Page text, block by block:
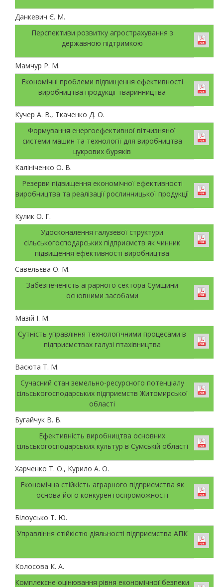
Данкевич Є. М.
Перспективи розвитку агрострахування з
державною підтримкою
Мамчур Р. М.
Економічні проблеми підвищення ефективності
виробництва продукції тваринництва
Кучер А. В., Ткаченко Д. О.
Формування енергоефективної вітчизняної
системи машин та технології для виробництва
цукрових буряків
Калініченко О. В.
Резерви підвищення економічної ефективності
виробництва та реалізації рослинницької продукції
Кулик О. Г.
Удосконалення галузевої структури
сільськогосподарських підприємств як чинник
підвищення ефективності виробництва
Савельєва О. М.
Забезпеченість аграрного сектора Сумщини
основними засобами
Мазій І. М.
Сутність управління технологічними процесами в
підприємствах галузі птахівництва
Васюта Т. М.
Сучасний стан земельно-ресурсного потенціалу
сільськогосподарських підприємств Житомирської
області
Бугайчук В. В.
Ефективність виробництва основних
сільськогосподарських культур в Сумській області
Харченко Т. О., Курило А. О.
Економічна стійкість аграрного підприємства як
основа його конкурентоспроможності
Білоусько Т. Ю.
Управління стійкістю діяльності підприємства АПК
Колосова К. А.
Комплексне оцінювання рівня економічної безпеки